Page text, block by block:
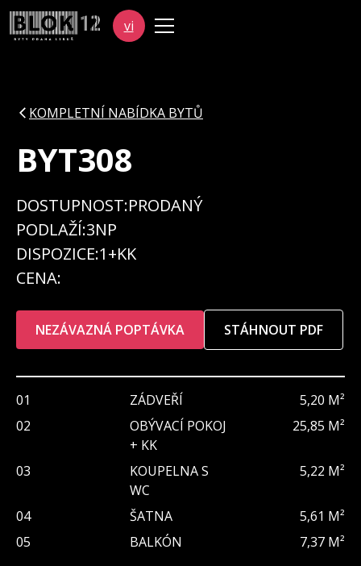
vi
KOMPLETNÍ NABÍDKA BYTŮ
BYT308
DOSTUPNOST:PRODANÝ
PODLAŽÍ:3NP
DISPOZICE:1+KK
CENA:
NEZÁVAZNÁ POPTÁVKA STÁHNOUT PDF
01 ZÁDVEŘÍ
5,20 M²
02
OBÝVACÍ POKOJ
+ KK
25,85 M²
03
KOUPELNA S
WC
5,22 M²
04 ŠATNA
5,61 M²
05
BALKÓN 7,37 M²